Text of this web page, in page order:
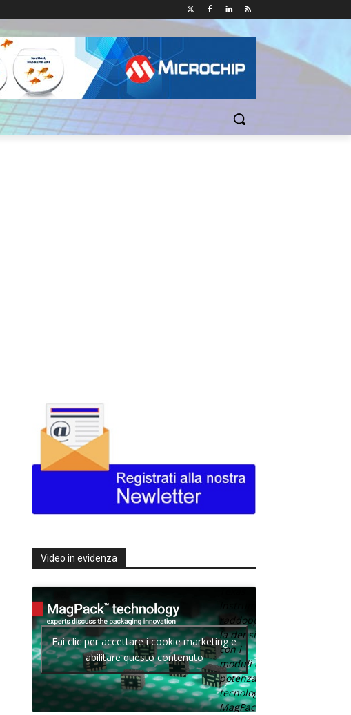
Video in evidenza
Texas
raddoppia
la densità
con i
moduli di
potenza con
tecnologia
MagPack.
Fai clic per accettare i cookie marketing e
abilitare questo contenuto